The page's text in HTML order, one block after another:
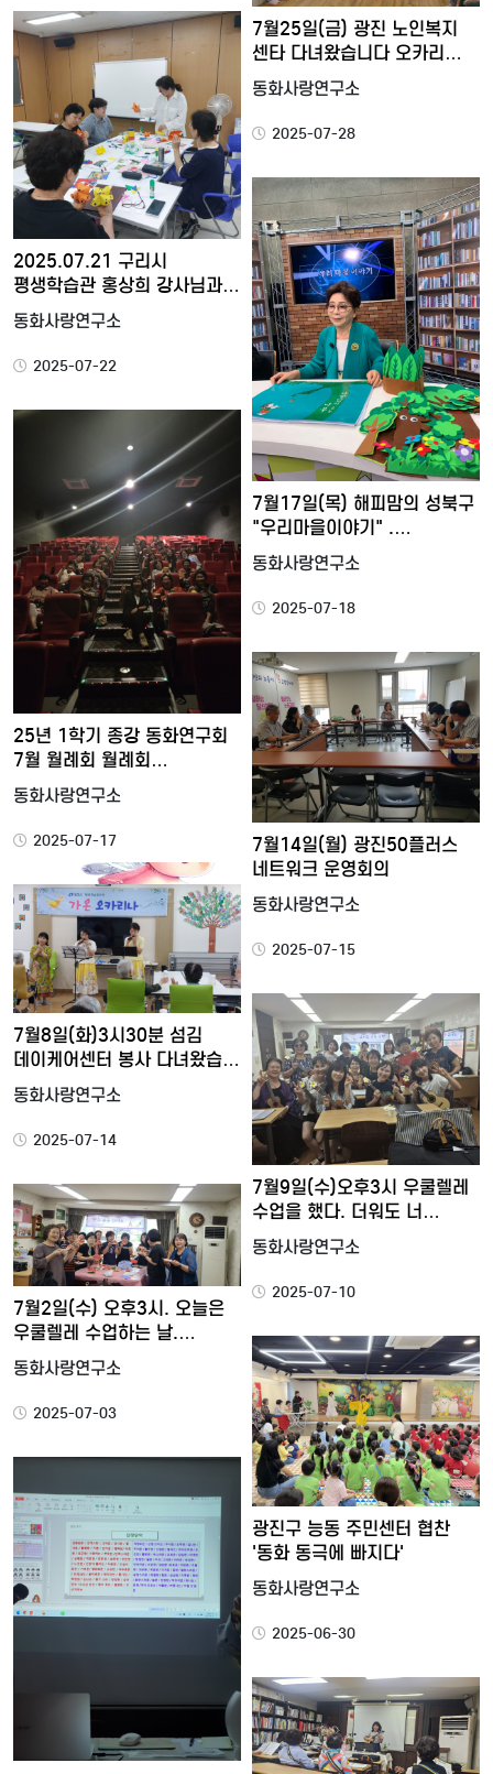
7월25일(금) 광진 노인복지
센타 다녀왔습니다 오카리…
동화사랑연구소
2025-07-28
2025.07.21 구리시
평생학습관 홍상희 강사님과…
동화사랑연구소
2025-07-22
7월17일(목) 해피맘의 성북구
"우리마을이야기" .…
동화사랑연구소
2025-07-18
25년 1학기 종강 동화연구회
7월 월례회 월례회…
동화사랑연구소
2025-07-17
7월14일(월) 광진50플러스
네트워크 운영회의
동화사랑연구소
2025-07-15
7월8일(화)3시30분 섬김
데이케어센터 봉사 다녀왔습…
동화사랑연구소
2025-07-14
7월9일(수)오후3시 우쿨렐레
수업을 했다. 더워도 너…
동화사랑연구소
2025-07-10
7월2일(수) 오후3시. 오늘은
우쿨렐레 수업하는 날.…
동화사랑연구소
2025-07-03
광진구 능동 주민센터 협찬
'동화 동극에 빠지다'
동화사랑연구소
2025-06-30